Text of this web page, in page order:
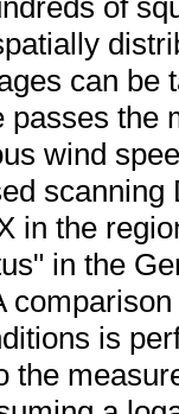
can be
passes the
wind
scanning
in the
in the
is
the